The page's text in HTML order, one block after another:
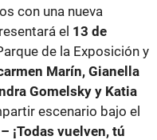
con una nueva
el 13 de
de la Exposición y
Marín, Gianella
Gomelsky y Katia
escenario bajo el
¡Todas vuelven, tú